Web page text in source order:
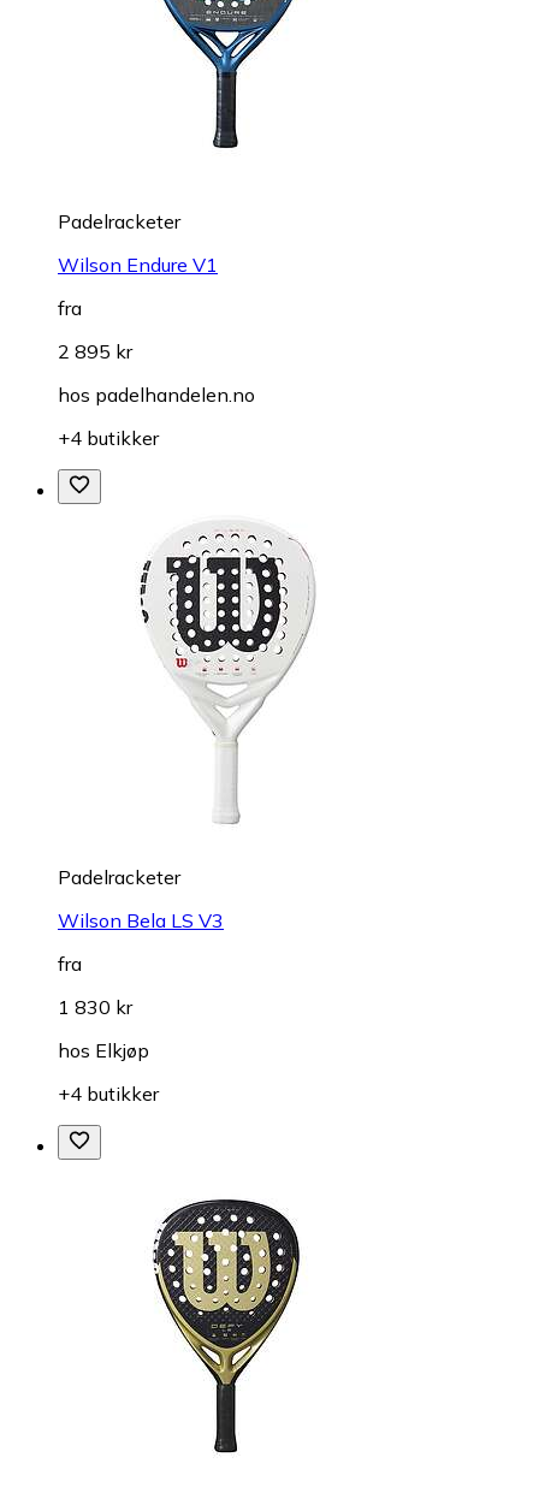
Padelracketer
Wilson Endure V1
fra
2 895 kr
hos padelhandelen.no
+4 butikker
Padelracketer
Wilson Bela LS V3
fra
1 830 kr
hos Elkjøp
+4 butikker